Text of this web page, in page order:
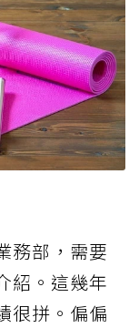
務部，需要
紹。這幾年
很拼。偏偏